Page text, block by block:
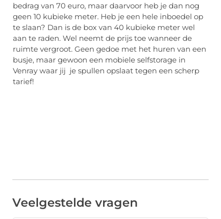
bedrag van 70 euro, maar daarvoor heb je dan nog
geen 10 kubieke meter. Heb je een hele inboedel op
te slaan? Dan is de box van 40 kubieke meter wel
aan te raden. Wel neemt de prijs toe wanneer de
ruimte vergroot. Geen gedoe met het huren van een
busje, maar gewoon een mobiele selfstorage in
Venray waar jij je spullen opslaat tegen een scherp
tarief!
Veelgestelde vragen